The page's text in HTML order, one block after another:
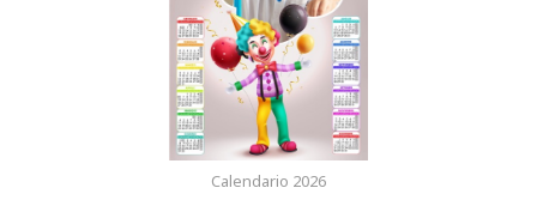
Calendario 2026